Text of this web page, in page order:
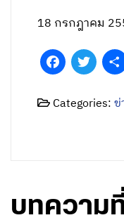
18 กรกฎาคม
Facebook
Categories:
บทความ